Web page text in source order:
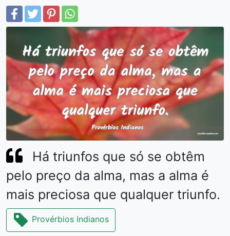
Há triunfos que só se obtêm
pelo preço da alma, mas a alma é
mais preciosa que qualquer triunfo.
Provérbios Indianos